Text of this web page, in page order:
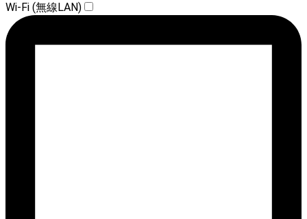
Wi-Fi (無線LAN)